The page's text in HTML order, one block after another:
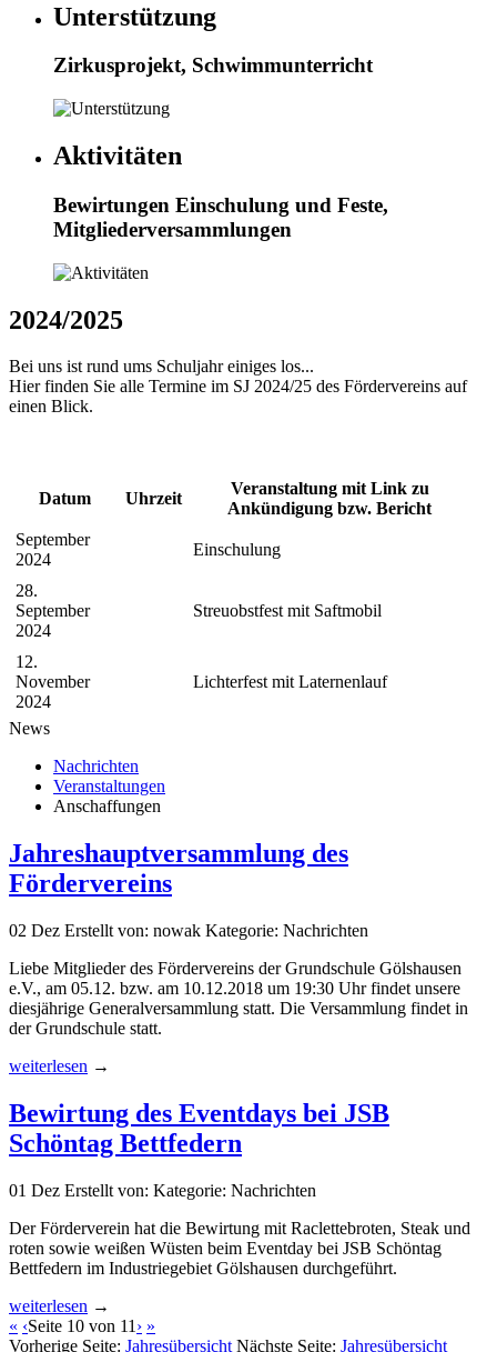
Unterstützung
Zirkusprojekt, Schwimmunterricht
Aktivitäten
Bewirtungen Einschulung und Feste,
Mitgliederversammlungen
2024/2025
Bei uns ist rund ums Schuljahr einiges los...
Hier finden Sie alle Termine im SJ 2024/25 des Fördervereins auf
einen Blick.
Datum Uhrzeit
Veranstaltung mit Link zu
Ankündigung bzw. Bericht
September
2024
Einschulung
28.
September
2024
Streuobstfest mit Saftmobil
12.
November
2024
Lichterfest mit Laternenlauf
News
Nachrichten
Veranstaltungen
Anschaffungen
Jahreshauptversammlung des
Fördervereins
02 Dez Erstellt von: nowak Kategorie: Nachrichten
Liebe Mitglieder des Fördervereins der Grundschule Gölshausen
e.V., am 05.12. bzw. am 10.12.2018 um 19:30 Uhr findet unsere
diesjährige Generalversammlung statt. Die Versammlung findet in
der Grundschule statt.
weiterlesen →
Bewirtung des Eventdays bei JSB
Schöntag Bettfedern
01 Dez Erstellt von: Kategorie: Nachrichten
Der Förderverein hat die Bewirtung mit Raclettebroten, Steak und
roten sowie weißen Wüsten beim Eventday bei JSB Schöntag
Bettfedern im Industriegebiet Gölshausen durchgeführt.
weiterlesen →
« ‹Seite 10 von 11 › »
Vorherige Seite: Jahresübersicht Nächste Seite: Jahresübersicht